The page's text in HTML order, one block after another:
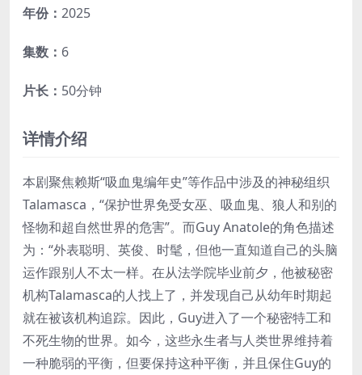
年份： 2025
集数： 6
片长： 50分钟
详情介绍
本剧聚焦赖斯“吸血鬼编年史”等作品中涉及的神秘组织
Talamasca，“保护世界免受女巫、吸血鬼、狼人和别的
怪物和超自然世界的危害”。而Guy Anatole的角色描述
为：“外表聪明、英俊、时髦，但他一直知道自己的头脑
运作跟别人不太一样。在从法学院毕业前夕，他被秘密
机构Talamasca的人找上了，并发现自己从幼年时期起
就在被该机构追踪。因此，Guy进入了一个秘密特工和
不死生物的世界。如今，这些永生者与人类世界维持着
一种脆弱的平衡，但要保持这种平衡，并且保住Guy的